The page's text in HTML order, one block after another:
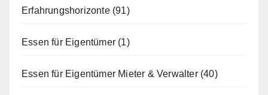
Erfahrungshorizonte(91)
Essen für Eigentümer (1)
Essen für Eigentümer Mieter & Verwalter(40)